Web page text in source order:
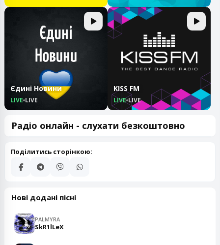
Єдині Новини
LIVE LIVE
KISS FM
LIVE LIVE
Радіо онлайн - слухати безкоштовно
Поділитись сторінкою:
Нові додані пісні
PALMYRA
SkR1lLeX